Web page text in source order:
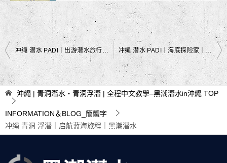
文
章
导
航
冲绳 潜水 PADI｜出游潜水旅行👯‍♂️｜黑潮潜水 冲绳 潜水 PADI｜海底探险家｜黑潮潜水
沖繩 | 青洞潛水・青洞浮潛 | 全程中文教學–黑潮潛水in沖繩 TOP
INFORMATION＆BLOG_簡體字
冲绳 青洞 浮潜｜启航蓝海旅程｜黑潮潜水